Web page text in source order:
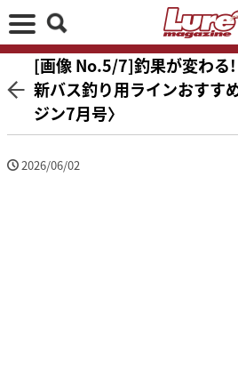
[画像 No.5/7]釣果が変わる
新バス釣り用ラインおすす
ジン7月号〉
2026/06/02